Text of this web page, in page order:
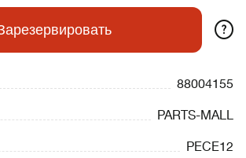
?
88004155
PARTS-MALL
PECE12